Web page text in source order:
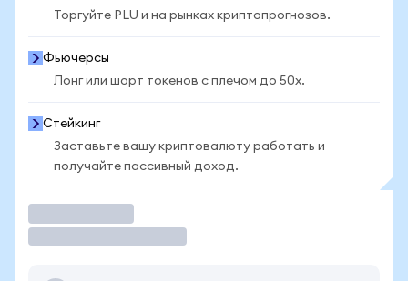
Торгуйте PLU и на рынках криптопрогнозов.
Фьючерсы
Лонг или шорт токенов с плечом до 50x.
Стейкинг
Заставьте вашу криптовалюту работать и
получайте пассивный доход.